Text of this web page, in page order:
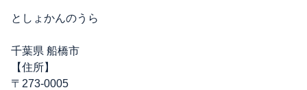
としょかんのうら
千葉県 船橋市
【住所】
〒273-0005